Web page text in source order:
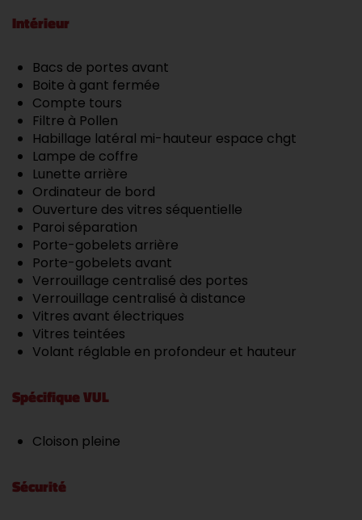
Intérieur
Bacs de portes avant
Boite à gant fermée
Compte tours
Filtre à Pollen
Habillage latéral mi-hauteur espace chgt
Lampe de coffre
Lunette arrière
Ordinateur de bord
Ouverture des vitres séquentielle
Paroi séparation
Porte-gobelets arrière
Porte-gobelets avant
Verrouillage centralisé des portes
Verrouillage centralisé à distance
Vitres avant électriques
Vitres teintées
Volant réglable en profondeur et hauteur
Spécifique VUL
Cloison pleine
Sécurité